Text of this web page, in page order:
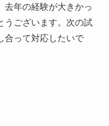
去年の経験が大きかっ
うございます。次の試
合って対応したいで